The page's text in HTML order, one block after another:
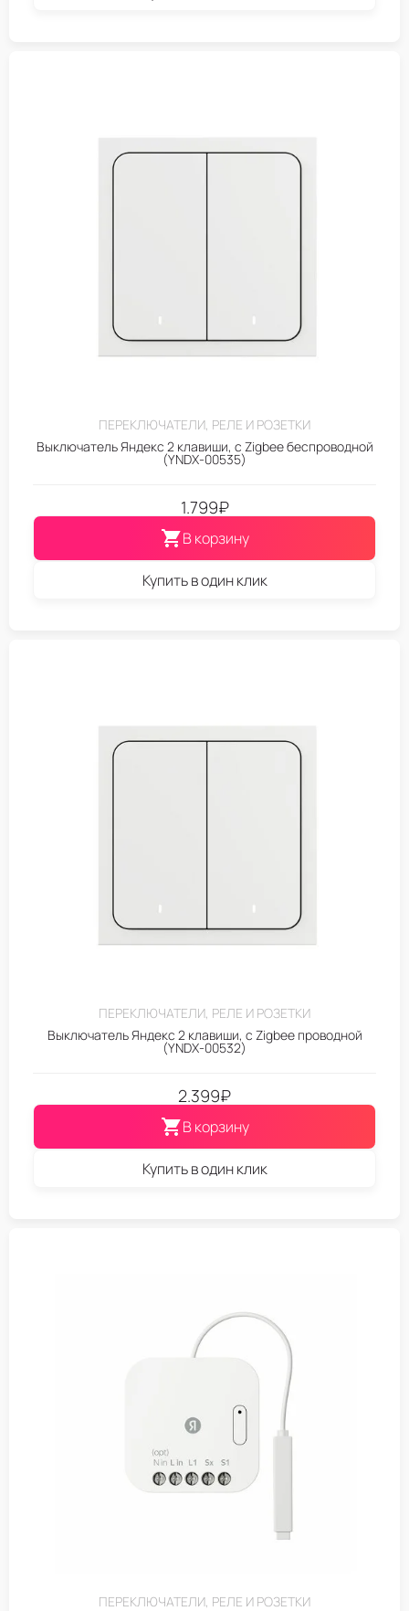
ПЕРЕКЛЮЧАТЕЛИ, РЕЛЕ И РОЗЕТКИ
Выключатель Яндекс 2 клавиши, с Zigbee беспроводной
(YNDX-00535)
1.799₽
В корзину
Купить в один клик
ПЕРЕКЛЮЧАТЕЛИ, РЕЛЕ И РОЗЕТКИ
Выключатель Яндекс 2 клавиши, с Zigbee проводной
(YNDX-00532)
2.399₽
В корзину
Купить в один клик
ПЕРЕКЛЮЧАТЕЛИ, РЕЛЕ И РОЗЕТКИ